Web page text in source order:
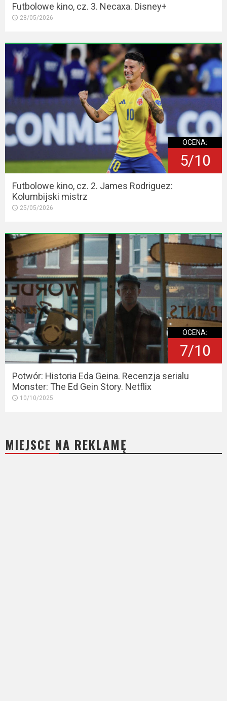
Futbolowe kino, cz. 3. Necaxa. Disney+
28/05/2026
OCENA:
5/10
Futbolowe kino, cz. 2. James Rodriguez:
Kolumbijski mistrz
25/05/2026
OCENA:
7/10
Potwór: Historia Eda Geina. Recenzja serialu
Monster: The Ed Gein Story. Netflix
10/10/2025
MIEJSCE NA REKLAMĘ